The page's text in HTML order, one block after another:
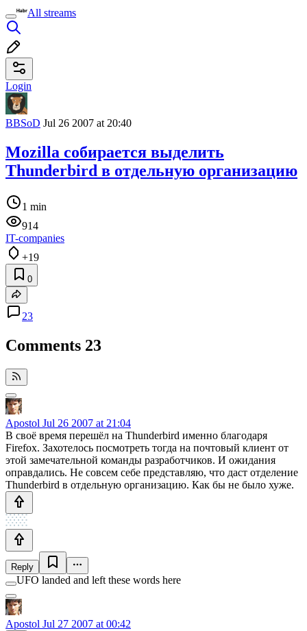
All streams
Login
BBSoD Jul 26 2007 at 20:40
Mozilla собирается выделить
Thunderbird в отдельную организацию
1 min
914
IT-companies
+19
0
23
Comments 23
Apostol Jul 26 2007 at 21:04
В своё время перешёл на Thunderbird именно благодаря
Firefox. Захотелось посмотреть тогда на почтовый клиент от
этой замечательной команды разработчиков. И ожидания
оправдались. Не совсем себе представляю, что даст отделение
Thunderbird в отдельную организацию. Как бы не было хуже.
Reply
UFO landed and left these words here
Apostol Jul 27 2007 at 00:42